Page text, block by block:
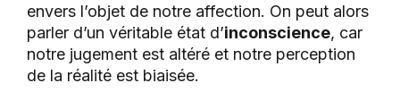
envers l’objet de notre affection. On peut alors
parler d’un véritable état d’inconscience, car
notre jugement est altéré et notre perception
de la réalité est biaisée.